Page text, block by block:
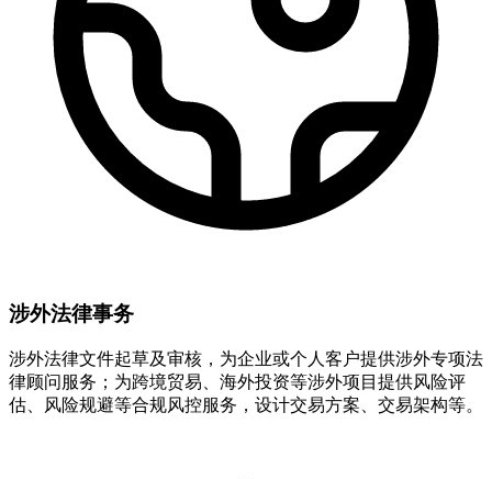
涉外法律事务
涉外法律文件起草及审核，为企业或个人客户提供涉外专项法
律顾问服务；为跨境贸易、海外投资等涉外项目提供风险评
估、风险规避等合规风控服务，设计交易方案、交易架构等。